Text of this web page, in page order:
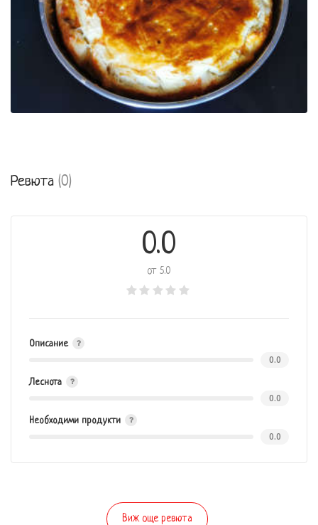
Ревюта (0)
0.0
от 5.0
Описание
0.0
Леснота
0.0
Необходими продукти
0.0
Виж още ревюта